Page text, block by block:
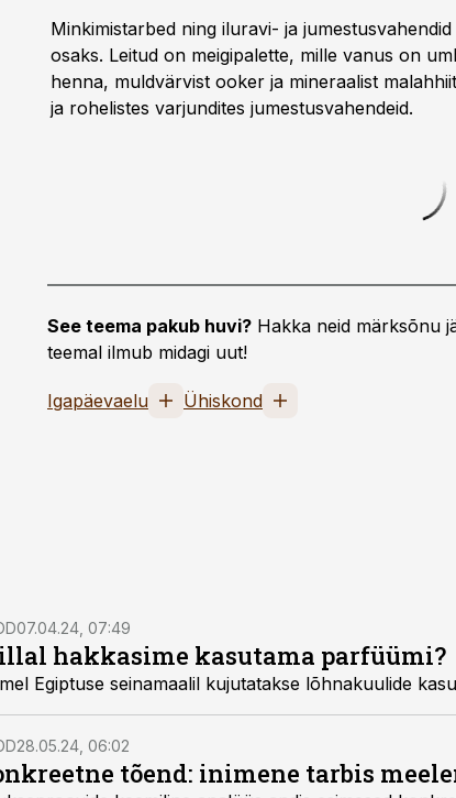
Minkimistarbed ning iluravi- ja
osaks. Leitud on meigipalette, mille vanus on
henna, muldvärvist ooker ja mineraalist
ja rohelistes varjundites jumestusvahendeid.
See teema pakub huvi? Hakka neid märksõnu
teemal ilmub midagi uut!
Igapäevaelu Ühiskond
07.04.24, 07:49
hakkasime kasutama parfüümi?
Egiptuse seinamaalil kujutatakse lõhnakuulide
28.05.24, 06:02
tõend: inimene tarbis